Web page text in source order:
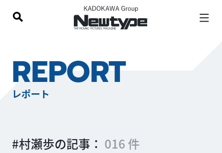
REPORT
レポート
#村瀬歩の記事： 016 件